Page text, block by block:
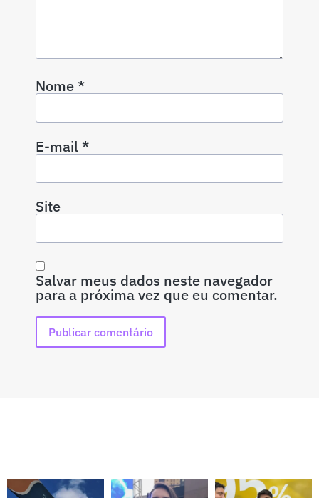
Nome*
E-mail*
Site
Salvar meus dados neste navegador
para a próxima vez que eu comentar.